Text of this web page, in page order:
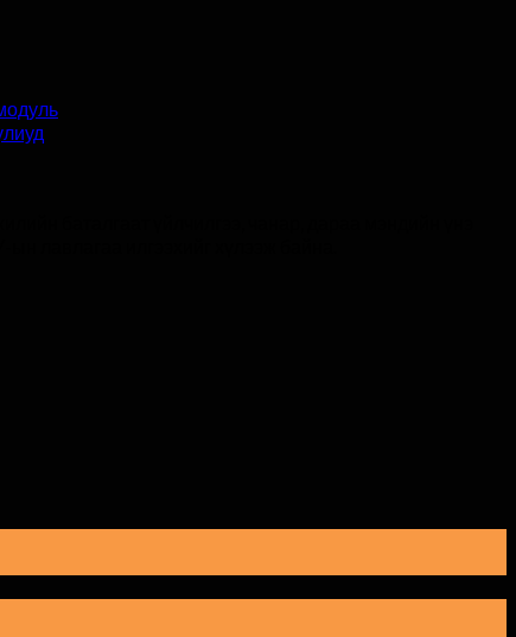
баталгаат үйлчилгээ, чанар, дараа мэндийн үнэ
лавлагаа илгээхийг хүлээж байна.